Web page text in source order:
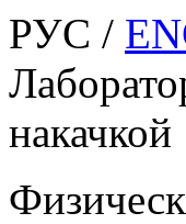
РУС /
накачкой